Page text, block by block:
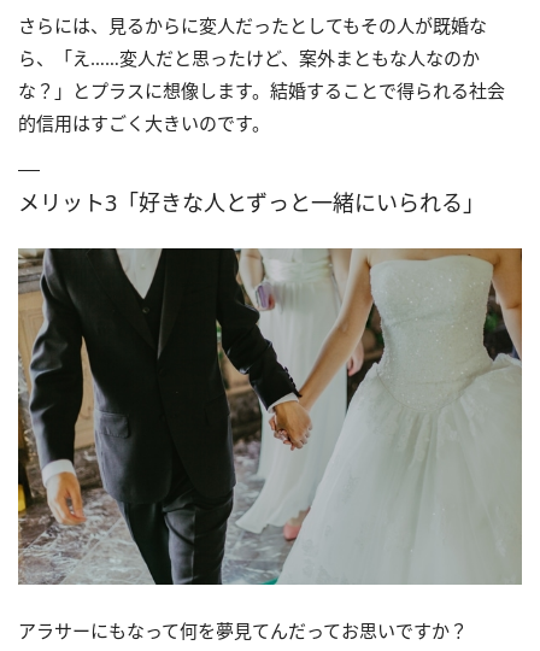
さらには、見るからに変人だったとしてもその人が既婚な
ら、「え……変人だと思ったけど、案外まともな人なのか
な？」とプラスに想像します。結婚することで得られる社会
的信用はすごく大きいのです。
メリット3「好きな人とずっと一緒にいられる」
アラサーにもなって何を夢見てんだってお思いですか？